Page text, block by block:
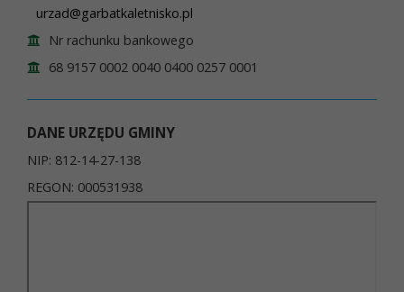
urzad@garbatkaletnisko.pl
Nr rachunku bankowego
68 9157 0002 0040 0400 0257 0001
DANE URZĘDU GMINY
NIP: 812-14-27-138
REGON: 000531938